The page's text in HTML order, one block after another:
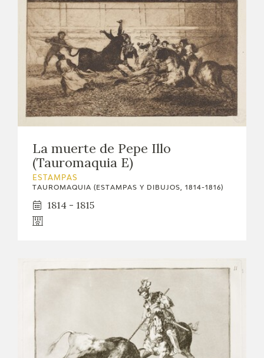
La muerte de Pepe Illo
(Tauromaquia E)
ESTAMPAS
TAUROMAQUIA (ESTAMPAS Y DIBUJOS, 1814-1816)
1814 - 1815